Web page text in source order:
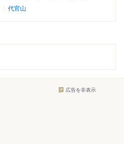
代官山
広告を非表示